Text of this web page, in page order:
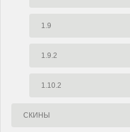
1.9
1.9.2
1.10.2
СКИНЫ